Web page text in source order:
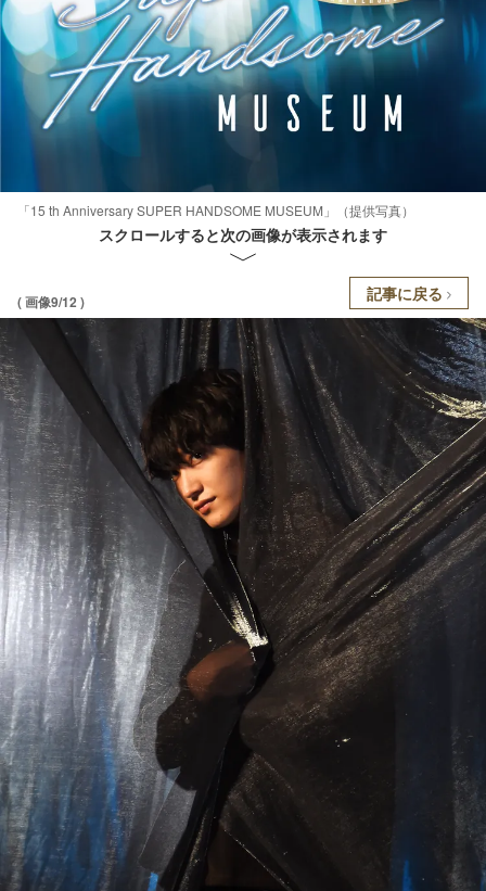
「15 th Anniversary SUPER HANDSOME MUSEUM」（提供写真）
スクロールすると次の画像が表示されます
( 画像9/12 ) 記事に戻る